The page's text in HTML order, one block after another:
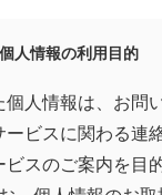
個人情報の利用目的
個人情報は、お問
ービスに関わる連絡
ビスのご案内を目